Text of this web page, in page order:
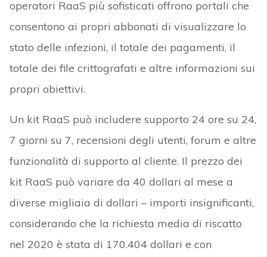
operatori RaaS più sofisticati offrono portali che
consentono ai propri abbonati di visualizzare lo
stato delle infezioni, il totale dei pagamenti, il
totale dei file crittografati e altre informazioni sui
propri obiettivi.
Un kit RaaS può includere supporto 24 ore su 24,
7 giorni su 7, recensioni degli utenti, forum e altre
funzionalità di supporto al cliente. Il prezzo dei
kit RaaS può variare da 40 dollari al mese a
diverse migliaia di dollari – importi insignificanti,
considerando che la richiesta media di riscatto
nel 2020 è stata di 170.404 dollari e con